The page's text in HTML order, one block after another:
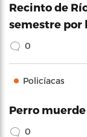
Recinto de
semestre por
0
Policíacas
Perro muerde
0